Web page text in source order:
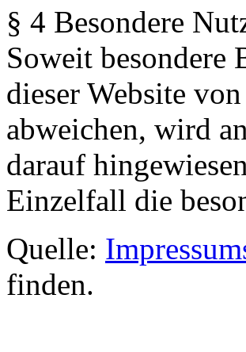
§ 4 Besondere
Soweit besondere
dieser Website
abweichen, wird
darauf
Einzelfall die
Quelle:
finden.